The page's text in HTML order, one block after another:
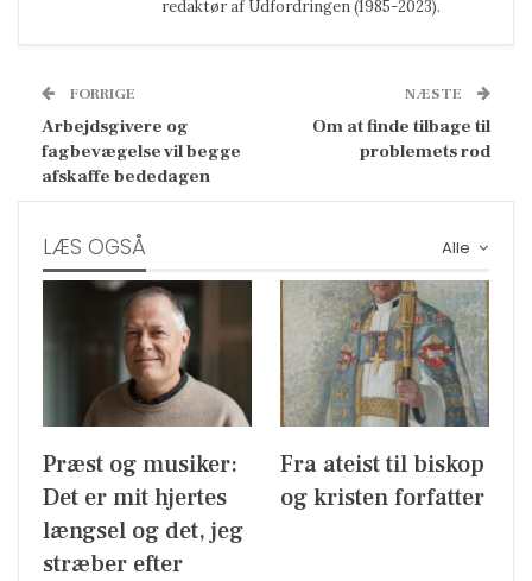
redaktør af Udfordringen (1985-2023).
FORRIGE
Arbejdsgivere og
fagbevægelse vil begge
afskaffe bededagen
NÆSTE
Om at finde tilbage til
problemets rod
Alle
LÆS OGSÅ
Præst og musiker:
Det er mit hjertes
længsel og det, jeg
stræber efter
Fra ateist til biskop
og kristen forfatter